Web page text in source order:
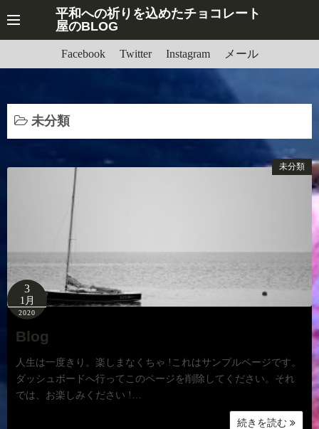
平和への祈りを込めたチョコレート
屋のBLOG
Facebook Twitter Instagram メール
未分類
未分類
3
1月
2020
Blog
人生は一度きり。楽しまなくちゃ !これはサンプルページです。
ダッシュボードへ行ってこのページを削除してください。それ
では、お楽しみください !…
続きを読む